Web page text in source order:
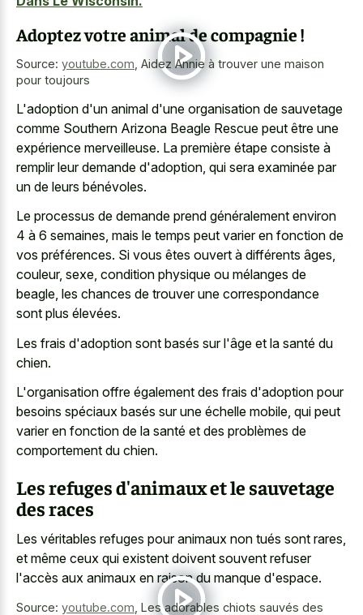
Adoptez votre animal de compagnie !
Source: youtube.com Aidez Annie à trouver une maison
pour toujours
L'adoption d'un animal d'une organisation de sauvetage
comme Southern Arizona Beagle Rescue peut être une
expérience merveilleuse. La première étape consiste à
remplir leur demande d'adoption, qui sera examinée par
un de leurs bénévoles.
Le processus de demande prend généralement environ
4 à 6 semaines, mais le temps peut varier en fonction de
vos préférences. Si vous êtes ouvert à différents âges,
couleur, sexe, condition physique ou mélanges de
beagle, les chances de trouver une correspondance
sont plus élevées.
Les frais d'adoption sont basés sur l'âge et la santé du
chien.
L'organisation offre également des frais d'adoption pour
besoins spéciaux basés sur une échelle mobile, qui peut
varier en fonction de la santé et des problèmes de
comportement du chien.
Les refuges d'animaux et le sauvetage
des races
Les véritables refuges pour animaux non tués sont rares,
et même ceux qui existent doivent souvent refuser
l'accès aux animaux en raison du manque d'espace.
Source: youtube.com Les adorables chiots sauvés des